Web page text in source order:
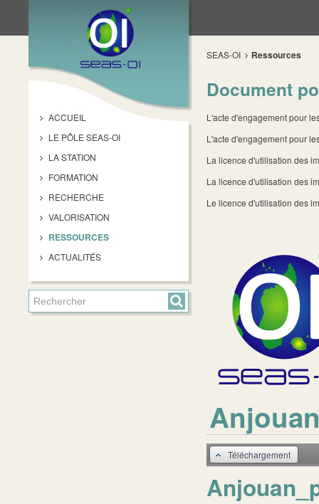
ACCUEIL
LE PÔLE SEAS-OI
LA STATION
FORMATION
RECHERCHE
VALORISATION
RESSOURCES
ACTUALITÉS
SEAS-OI Ressources
Document
L'acte d'engagement pour
L'acte d'engagement pour
La licence d'utilisation des
La licence d'utilisation des
Le licence d'utilisation des
Téléchargement